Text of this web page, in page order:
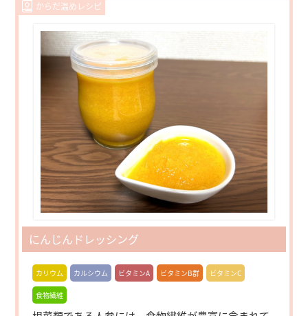
からだ温めレシピ
にんじんドレッシング
カリウム カルシウム ビタミンA ビタミンB群 ビタミンC
食物繊維